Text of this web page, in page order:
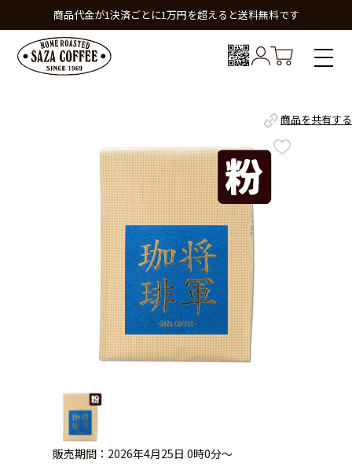
商品代金が1決済ごとに1万円を超えると送料無料です
商品を共有する
販売期間：2026年4月25日 0時0分～